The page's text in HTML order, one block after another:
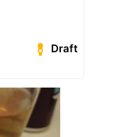
Draft